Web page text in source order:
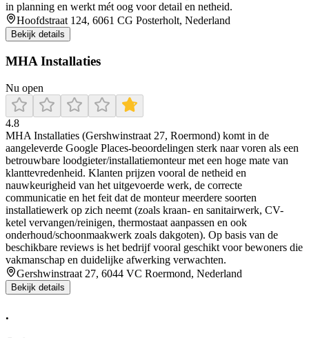
in planning en werkt mét oog voor detail en netheid.
Hoofdstraat 124, 6061 CG Posterholt, Nederland
Bekijk details
MHA Installaties
Nu open
4.8
MHA Installaties (Gershwinstraat 27, Roermond) komt in de
aangeleverde Google Places-beoordelingen sterk naar voren als een
betrouwbare loodgieter/installatiemonteur met een hoge mate van
klanttevredenheid. Klanten prijzen vooral de netheid en
nauwkeurigheid van het uitgevoerde werk, de correcte
communicatie en het feit dat de monteur meerdere soorten
installatiewerk op zich neemt (zoals kraan- en sanitairwerk, CV-
ketel vervangen/reinigen, thermostaat aanpassen en ook
onderhoud/schoonmaakwerk zoals dakgoten). Op basis van de
beschikbare reviews is het bedrijf vooral geschikt voor bewoners die
vakmanschap en duidelijke afwerking verwachten.
Gershwinstraat 27, 6044 VC Roermond, Nederland
Bekijk details
.